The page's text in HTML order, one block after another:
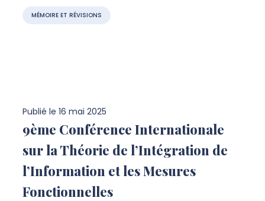
MÉMOIRE ET RÉVISIONS
Publié le 16 mai 2025
9ème Conférence Internationale
sur la Théorie de l’Intégration de
l’Information et les Mesures
Fonctionnelles